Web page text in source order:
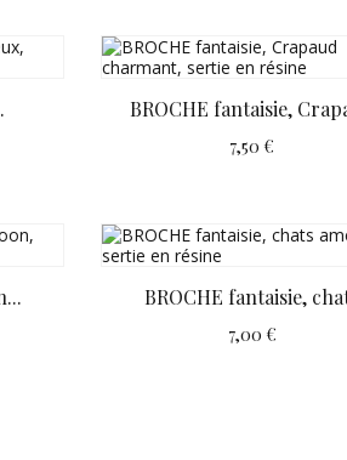
BROCHE fantaisie,
7,50 €
BROCHE fantaisie,
7,00 €